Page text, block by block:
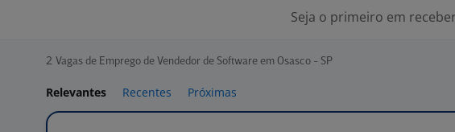
Seja o primeiro em
2 Vagas de Emprego de Vendedor de Software em Osasco - SP
Relevantes Recentes Próximas